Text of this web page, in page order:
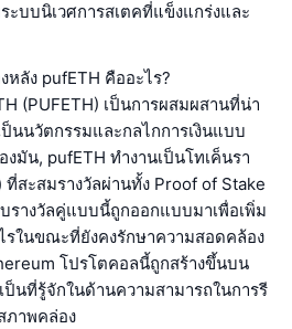
ะบบนิเวศการสเตคที่แข็งแกร่งและ
หลัง pufETH คืออะไร?
(PUFETH) เป็นการผสมผสานที่น่า
นนวัตกรรมและกลไกการเงินแบบ
มัน, pufETH ทำงานเป็นโทเค็นรา
ที่สะสมรางวัลผ่านทั้ง Proof of Stake
รางวัลคู่แบบนี้ถูกออกแบบมาเพื่อเพิ่ม
รในขณะที่ยังคงรักษาความสอดคล้อง
โปรโตคอลนี้ถูกสร้างขึ้นบน
ป็นที่รู้จักในด้านความสามารถในการรี
ภาพคล่อง